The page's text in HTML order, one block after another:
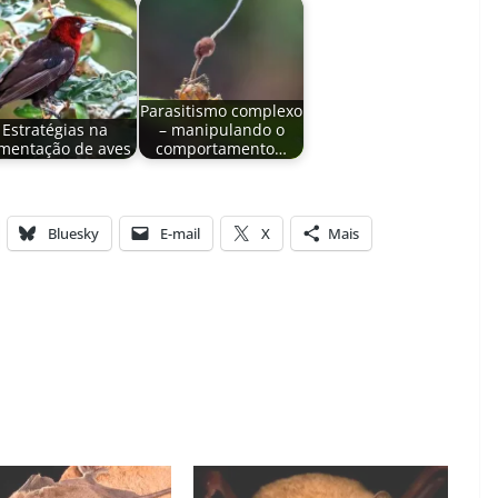
Estratégias na
de aves
Parasitismo complexo
– manipulando o
comportamento…
Bluesky E-mail X Mais